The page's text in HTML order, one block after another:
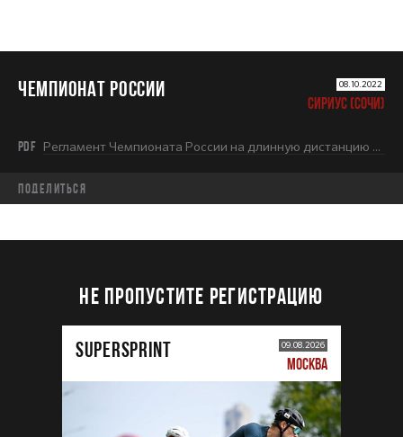
ЧЕМПИОНАТ РОССИИ 08.10.2022
СИРИУС (СОЧИ)
PDF Регламент Чемпионата России на длинную дистанцию 2022.pdf
Поделиться
НЕ ПРОПУСТИТЕ РЕГИСТРАЦИЮ
SUPERSPRINT 09.08.2026
МОСКВА